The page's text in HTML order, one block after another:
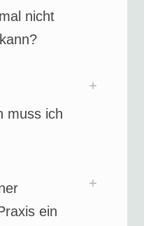
nicht
muss ich
ein